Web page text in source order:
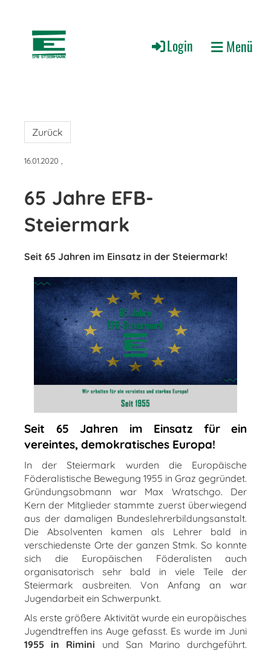
Login Menü
Zurück
16.01.2020
65 Jahre EFB-
Steiermark
Seit 65 Jahren im Einsatz in der Steiermark!
Seit 65 Jahren im Einsatz für ein
vereintes, demokratisches Europa!
In der Steiermark wurden die Europäische
Föderalistische Bewegung 1955 in Graz gegründet.
Gründungsobmann war Max Wratschgo. Der
Kern der Mitglieder stammte zuerst überwiegend
aus der damaligen Bundeslehrerbildungsanstalt.
Die Absolventen kamen als Lehrer bald in
verschiedenste Orte der ganzen Stmk. So konnte
sich die Europäischen Föderalisten auch
organisatorisch sehr bald in viele Teile der
Steiermark ausbreiten. Von Anfang an war
Jugendarbeit ein Schwerpunkt.
Als erste größere Aktivität wurde ein europäisches
Jugendtreffen ins Auge gefasst. Es wurde im Juni
1955 in Rimini und San Marino durchgeführt.